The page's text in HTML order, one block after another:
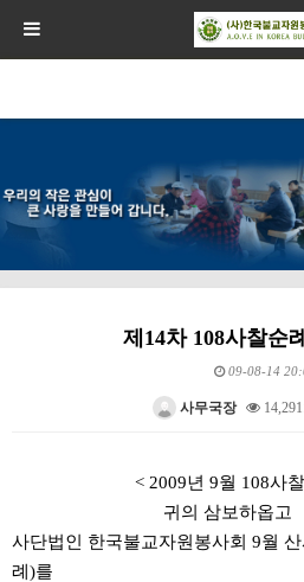
제14차 108사찰순
09-08-14
사무국장 14,291
< 2009년 9월 108사찰순
귀의 삼보하옵고
사단법인 한국불교자원봉사회 9월
례)를